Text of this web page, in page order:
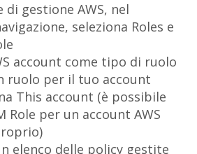
di gestione AWS, nel
seleziona Roles e
account come tipo di ruolo
ruolo per il tuo account
This account (è possibile
Role per un account AWS
elenco delle policy gestite